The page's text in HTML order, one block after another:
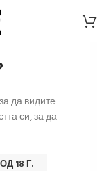
да видите
си, за да
18 Г.